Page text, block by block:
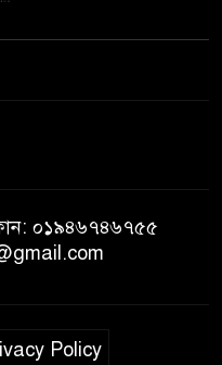
০১৯৪৬৭৪৬৭৫৫
Policy